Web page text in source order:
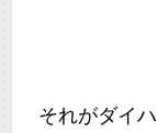
それがダイ